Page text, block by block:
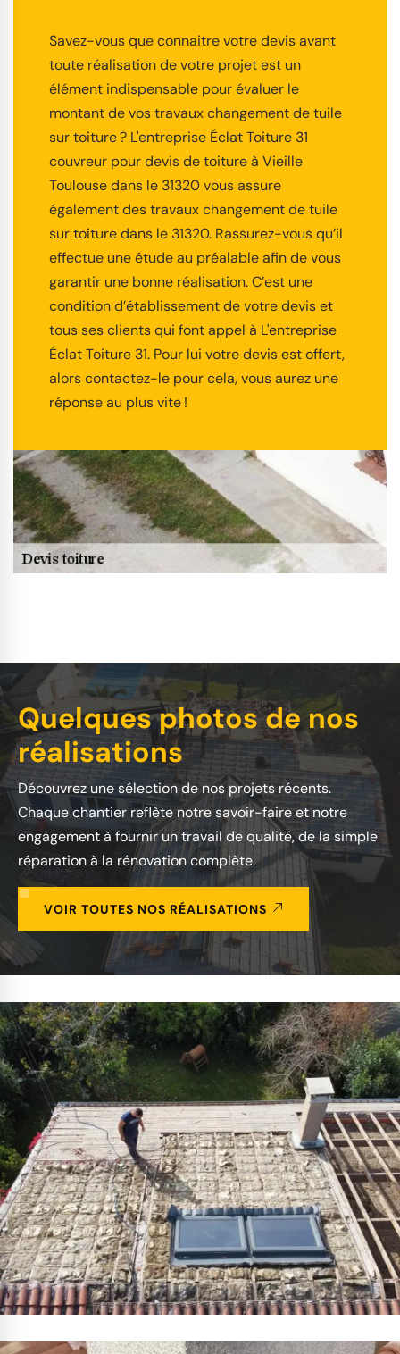
Savez-vous que connaitre votre devis avant
toute réalisation de votre projet est un
élément indispensable pour évaluer le
montant de vos travaux changement de tuile
sur toiture ? L'entreprise Éclat Toiture 31
couvreur pour devis de toiture à Vieille
Toulouse dans le 31320 vous assure
également des travaux changement de tuile
sur toiture dans le 31320. Rassurez-vous qu’il
effectue une étude au préalable afin de vous
garantir une bonne réalisation. C’est une
condition d’établissement de votre devis et
tous ses clients qui font appel à L'entreprise
Éclat Toiture 31. Pour lui votre devis est offert,
alors contactez-le pour cela, vous aurez une
réponse au plus vite !
Quelques photos de nos
réalisations
Découvrez une sélection de nos projets récents.
Chaque chantier reflète notre savoir-faire et notre
engagement à fournir un travail de qualité, de la simple
réparation à la rénovation complète.
VOIR TOUTES NOS RÉALISATIONS